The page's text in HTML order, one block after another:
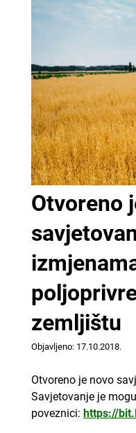
Otvoreno
zemljištu
Objavljeno: 17.10.2018.
Otvoreno je novo
Savjetovanje je
poveznici: https://